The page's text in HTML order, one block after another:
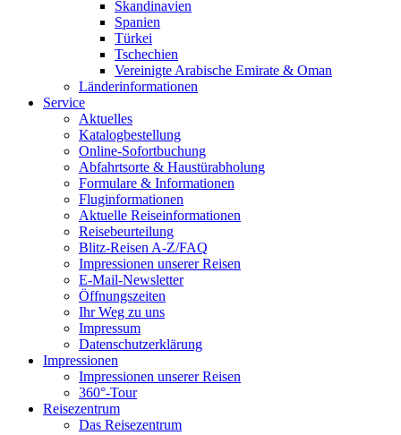
Skandinavien
Spanien
Türkei
Tschechien
Vereinigte Arabische Emirate & Oman
Länderinformationen
Service
Aktuelles
Katalogbestellung
Online-Sofortbuchung
Abfahrtsorte & Haustürabholung
Formulare & Informationen
Fluginformationen
Aktuelle Reiseinformationen
Reisebeurteilung
Blitz-Reisen A-Z/FAQ
Impressionen unserer Reisen
E-Mail-Newsletter
Öffnungszeiten
Ihr Weg zu uns
Impressum
Datenschutzerklärung
Impressionen
Impressionen unserer Reisen
360°-Tour
Reisezentrum
Das Reisezentrum